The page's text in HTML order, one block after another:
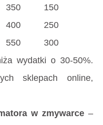
350
150
400
250
550
300
wydatki o 30-50%.
sklepach online,
w zmywarce –